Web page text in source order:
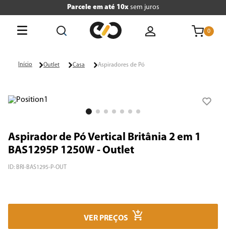
Parcele em até 10xsem juros
0
Outlet Casa Aspiradores de Pó
Aspirador de Pó Vertical Britânia 2 em 1
BAS1295P 1250W - Outlet
ID: BRI-BAS1295-P-OUT
VER PREÇOS
3º geladeira
4º microondas